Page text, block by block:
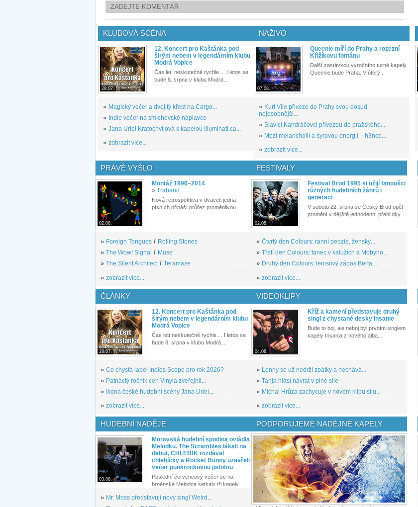
ZADEJTE KOMENTÁŘ
KLUBOVÁ SCÉNA
28.07.
12. Koncert pro Kaštánka pod
širým nebem v legendárním klubu
Modrá Vopice
Čas letí neskutečně rychle.... I letos se
bude 8. srpna v klubu Modrá...
» Magický večer a dvojitý křest na Cargo...
» Indie večer na smíchovské náplavce
» Jana Uriel Kratochvílová s kapelou Illuminati.ca...
» zobrazit více...
NAŽIVO
07.08.
Queenie míří do Prahy a rozezní
Křižíkovu fontánu
Další zastávkou výročního turné kapely
Queenie bude Praha. V úterý...
» Kurt Vile přiveze do Prahy svou dosud
nejosobnější...
» Slavící Kandráčovci přivezou do pražského...
» Mezi melancholií a syrovou energií – h3nce...
» zobrazit více...
PRÁVĚ VYŠLO
02.08.
Montáž 1996–2014
» Traband
Nová retrospektiva v dvaceti jedna
písních přináší průřez proměnlivou...
» Foreign Tongues / Rolling Stones
» The Wow! Signal / Muse
» The Silent Architect/ Teramaze
» zobrazit více...
FESTIVALY
02.08.
Festival Brod 1995 si užijí fanoušci
různých hudebních žánrů i
generací
V sobotu 22. srpna se Český Brod opět
promění v dějiště jednodenní přehlídky...
» Čtvrtý den Colours: ranní peozie, ženský...
» Třetí den Colours: tanec v kalužích a Mobyho...
» Druhý den Colours: tenisový zápas Berta,...
» zobrazit více...
ČLÁNKY
28.07.
12. Koncert pro Kaštánka pod
širým nebem v legendárním klubu
Modrá Vopice
Čas letí neskutečně rychle.... I letos se
bude 8. srpna v klubu Modrá...
» Co chystá label Indies Scope pro rok 2026?
» Patnáctý ročník cen Vinyla zveřejnil...
» Ikona české hudební scény Jana Uriel...
» zobrazit více...
VIDEOKLIPY
04.08.
Kříž a kamení představuje druhý
singl z chystané desky Insanie
Bude to boj, ale neboj byl prvním singlem
kapely Insania z nového alba...
» Lenny se už nedrží zpátky a nechává...
» Tanja hlásí návrat v plné síle
» Michal Hrůza zachycuje v novém klipu sílu...
» zobrazit více...
HUDEBNÍ NADĚJE
03.08.
Moravská hudební spodina ovládla
Melodku. The Scrambles lákali na
debut, CHLEB!K rozdával
chlebíčky a Rocket Bunny uzavřeli
večer punkrockovou jistotou
Poslední červencový večer se na
brněnské Melodce setkaly tři kapely...
» Mr. Moss představují nový singl Weird...
PODPORUJEME NADĚJNÉ KAPELY